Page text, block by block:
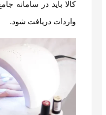
کالا باید در سامانه
واردات دریافت شود.